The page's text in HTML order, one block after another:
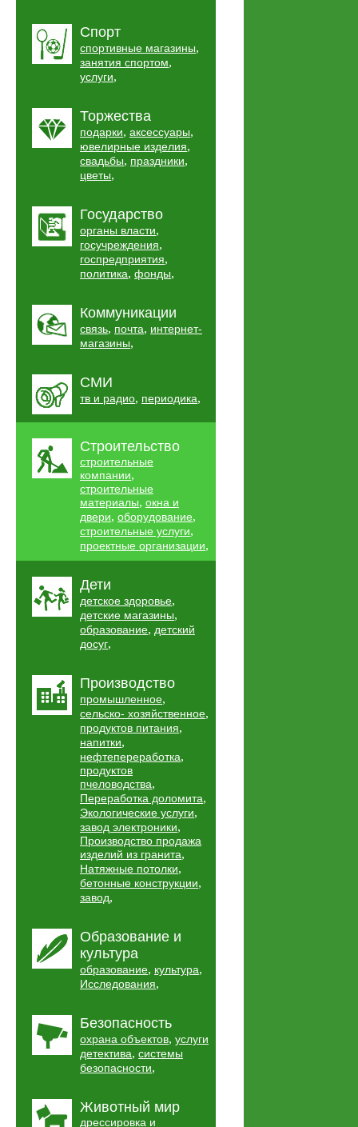
Спорт
спортивные магазины,
занятия спортом,
услуги,
Торжества
подарки, аксессуары,
ювелирные изделия,
свадьбы, праздники,
цветы,
Государство
органы власти,
госучреждения,
госпредприятия,
политика, фонды,
Коммуникации
связь, почта, интернет-
магазины,
СМИ
тв и радио, периодика,
Строительство
строительные
компании,
строительные
материалы, окна и
двери, оборудование,
строительные услуги,
проектные организации,
Дети
детское здоровье,
детские магазины,
образование, детский
досуг,
Производство
промышленное,
сельско- хозяйственное,
продуктов питания,
напитки,
нефтепереработка,
продуктов
пчеловодства,
Переработка доломита,
Экологические услуги,
завод электроники,
Производство продажа
изделий из гранита,
Натяжные потолки,
бетонные конструкции,
завод,
Образование и
культура
образование, культура,
Исследования,
Безопасность
охрана объектов, услуги
детектива, системы
безопасности,
Животный мир
дрессировка и